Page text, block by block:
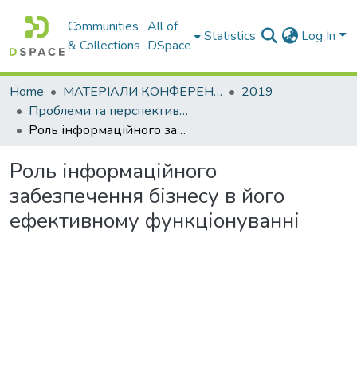
Communities
& Collections
All of
DSpace
Statistics Log In
Home МАТЕРІАЛИ КОНФЕРЕНЦІЙ
2019
Проблеми та перспективи розвитку підприємництва
Роль інформаційного забезпечення бізнесу в його ефективному функціонуванні
Роль інформаційного
забезпечення бізнесу в його
ефективному функціонуванні